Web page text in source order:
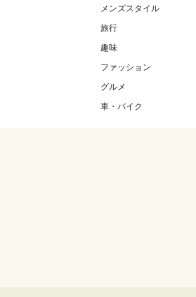
メンズスタイル
旅行
趣味
ファッション
グルメ
車・バイク